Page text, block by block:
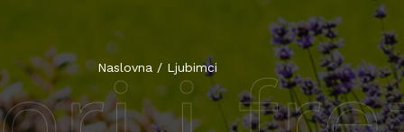
Naslovna / Ljubimci